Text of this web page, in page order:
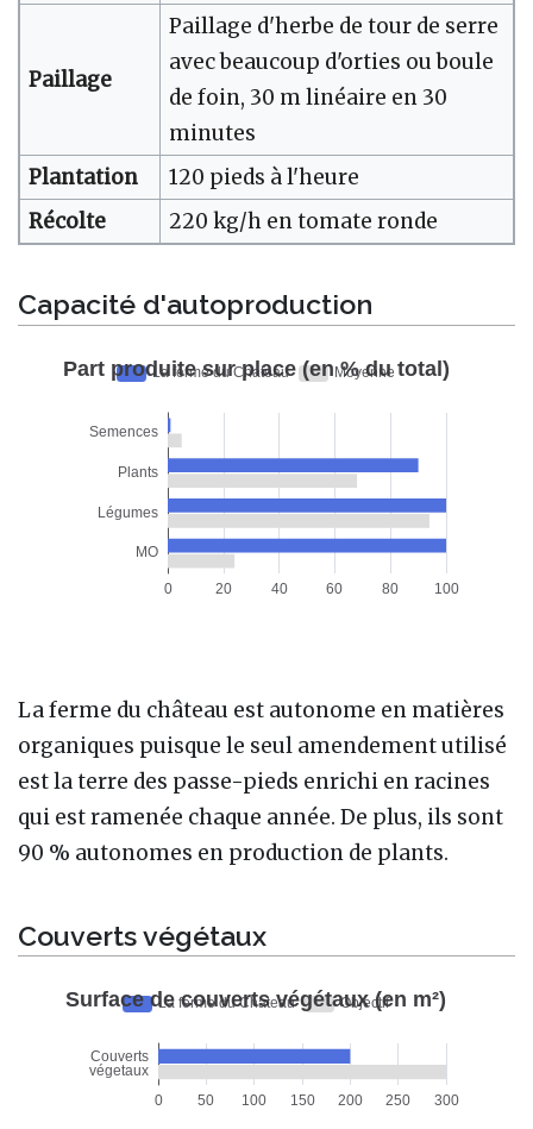
Paillage
Paillage d'herbe de tour de serre
avec beaucoup d'orties ou boule
de foin, 30 m linéaire en 30
minutes
Plantation
120 pieds à l'heure
Récolte
220 kg/h en tomate ronde
Capacité d'autoproduction
La ferme du château est autonome en matières
organiques puisque le seul amendement utilisé
est la terre des passe-pieds enrichi en racines
qui est ramenée chaque année. De plus, ils sont
90 % autonomes en production de plants.
Couverts végétaux